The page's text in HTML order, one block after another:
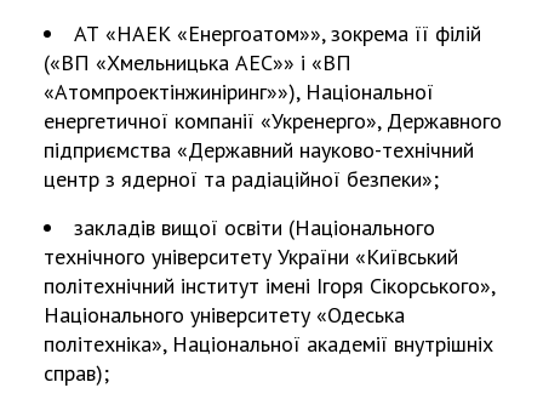
АТ «НАЕК «Енергоатом»», зокрема її філій
(«ВП «Хмельницька АЕС»» і «ВП
«Атомпроектінжиніринг»»), Національної
енергетичної компанії «Укренерго», Державного
підприємства «Державний науково-технічний
центр з ядерної та радіаційної безпеки»;
закладів вищої освіти (Національного
технічного університету України «Київський
політехнічний інститут імені Ігоря Сікорського»,
Національного університету «Одеська
політехніка», Національної академії внутрішніх
справ);